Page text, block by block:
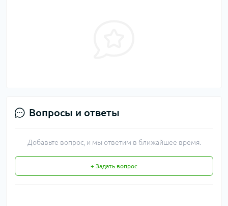
Вопросы и ответы
Добавьте вопрос, и мы ответим в ближайшее время.
+ Задать вопрос